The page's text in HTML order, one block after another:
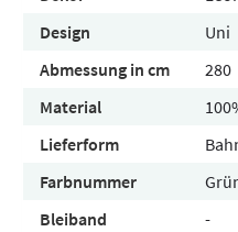
Design
Uni
Abmessung in cm
280
Material
Lieferform
Farbnummer
Bleiband
-